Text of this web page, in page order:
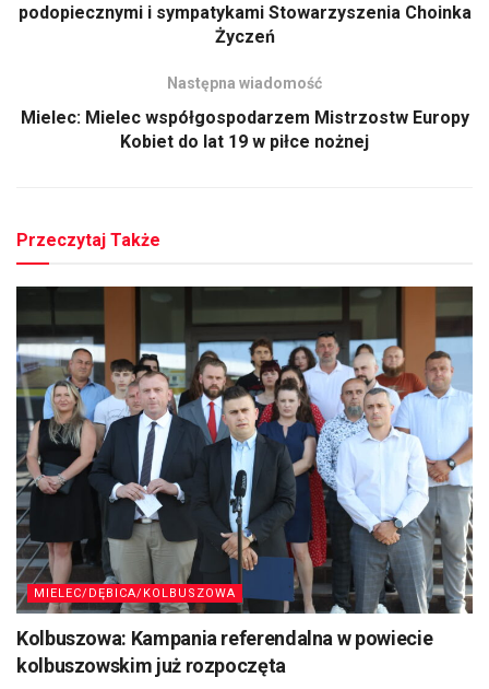
podopiecznymi i sympatykami Stowarzyszenia Choinka
Życzeń
Następna wiadomość
Mielec: Mielec współgospodarzem Mistrzostw Europy
Kobiet do lat 19 w piłce nożnej
Przeczytaj Także
MIELEC/DĘBICA/KOLBUSZOWA
Kolbuszowa: Kampania referendalna w powiecie
kolbuszowskim już rozpoczęta